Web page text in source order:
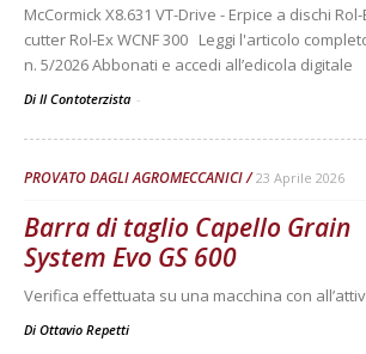
McCormick X8.631 VT-Drive - Erpice a dischi
cutter Rol-Ex WCNF 300 Leggi l'articolo
n. 5/2026 Abbonati e accedi all’edicola digitale
Di Il Contoterzista -
PROVATO DAGLI AGROMECCANICI 23 Aprile 2026
Barra di taglio Capello Grain
System Evo GS 600
Verifica effettuata su una macchina con
Di Ottavio Repetti